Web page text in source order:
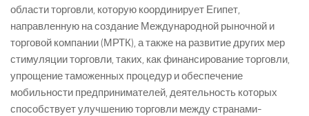
области торговли, которую координирует Египет,
направленную на создание Международной рыночной и
торговой компании (МРТК), а также на развитие других мер
стимуляции торговли, таких, как финансирование торговли,
упрощение таможенных процедур и обеспечение
мобильности предпринимателей, деятельность которых
способствует улучшению торговли между странами-